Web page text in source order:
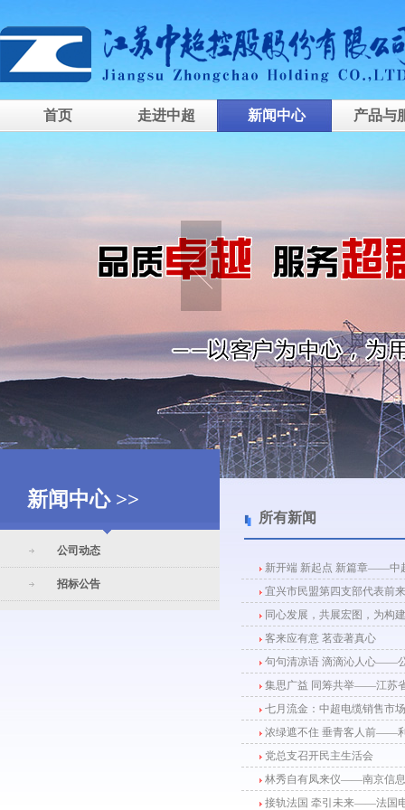
首页 走进中超 新闻中心 产品与
新闻中心 >>
公司动态
招标公告
所有新闻
新开端 新起点 新篇章——中
宜兴市民盟第四支部代表前
同心发展，共展宏图，为构
客来应有意 茗壶著真心
句句清凉语 滴滴沁人心——
集思广益 同筹共举——江苏
七月流金：中超电缆销售市
浓绿遮不住 垂青客人前——
党总支召开民主生活会
林秀自有凤来仪——南京信
接轨法国 牵引未来——法国